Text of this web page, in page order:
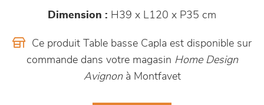
Dimension : H39 x L120 x P35 cm
Ce produit Table basse Capla est disponible sur
commande dans votre magasin Home Design
Avignonà Montfavet